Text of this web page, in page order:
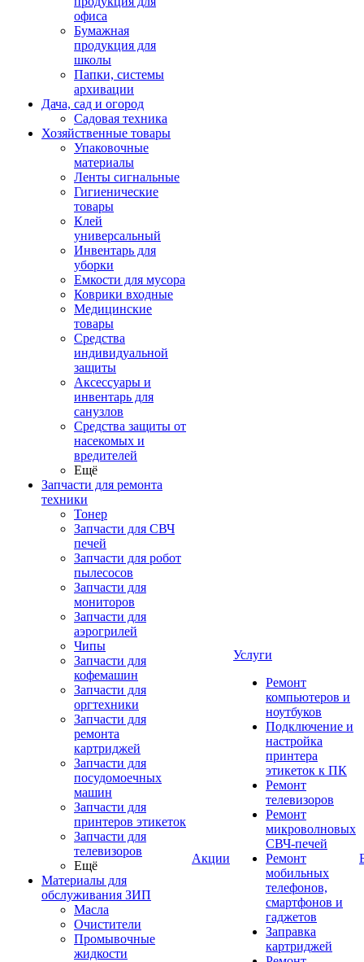
офиса
Бумажная
продукция для
школы
Папки, системы
архивации
Дача, сад и огород
Садовая техника
Хозяйственные товары
Упаковочные
материалы
Ленты сигнальные
Гигиенические
товары
Клей
универсальный
Инвентарь для
уборки
Емкости для мусора
Коврики входные
Медицинские
товары
Средства
индивидуальной
защиты
Аксессуары и
инвентарь для
санузлов
Средства защиты от
насекомых и
вредителей
Ещё
Запчасти для ремонта
техники
Тонер
Запчасти для СВЧ
печей
Запчасти для робот
пылесосов
Запчасти для
мониторов
Запчасти для
аэрогрилей
Чипы
Запчасти для
кофемашин
Запчасти для
оргтехники
Запчасти для
ремонта
картриджей
Запчасти для
посудомоечных
машин
Запчасти для
принтеров этикеток
Запчасти для
телевизоров
Ещё
Материалы для
обслуживания ЗИП
Масла
Очистители
Промывочные
жидкости
Акции
Услуги
Ремонт
компьютеров и
ноутбуков
Подключение и
настройка
принтера
этикеток к ПК
Ремонт
телевизоров
Ремонт
микроволновых
СВЧ-печей
Ремонт
мобильных
телефонов,
смартфонов и
гаджетов
Заправка
картриджей